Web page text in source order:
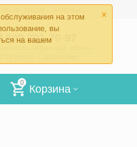
×
на этом
вы
на вашем
800 201-70-97
0
Корзина